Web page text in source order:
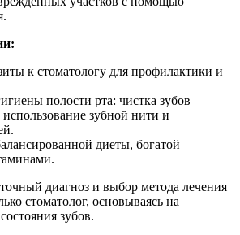
к стоматологу для профилактики и
полости рта: чистка зубов
зубной нити и
диеты, богатой
диагноз и выбор метода лечения
стоматолог, основываясь на
зубов.